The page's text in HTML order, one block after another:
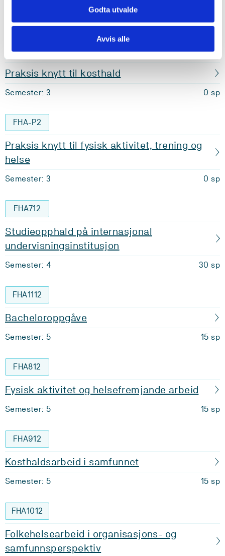
Godta utvalde
Avvis alle
Semester: 3 15 sp
FHA-P1
Praksis knytt til kosthald
Semester: 3 0 sp
FHA-P2
Praksis knytt til fysisk aktivitet, trening og
helse
Semester: 3 0 sp
FHA712
Studieopphald på internasjonal
undervisningsinstitusjon
Semester: 4 30 sp
FHA1112
Bacheloroppgåve
Semester: 5 15 sp
FHA812
Fysisk aktivitet og helsefremjande arbeid
Semester: 5 15 sp
FHA912
Kosthaldsarbeid i samfunnet
Semester: 5 15 sp
FHA1012
Folkehelsearbeid i organisasjons- og
samfunnsperspektiv